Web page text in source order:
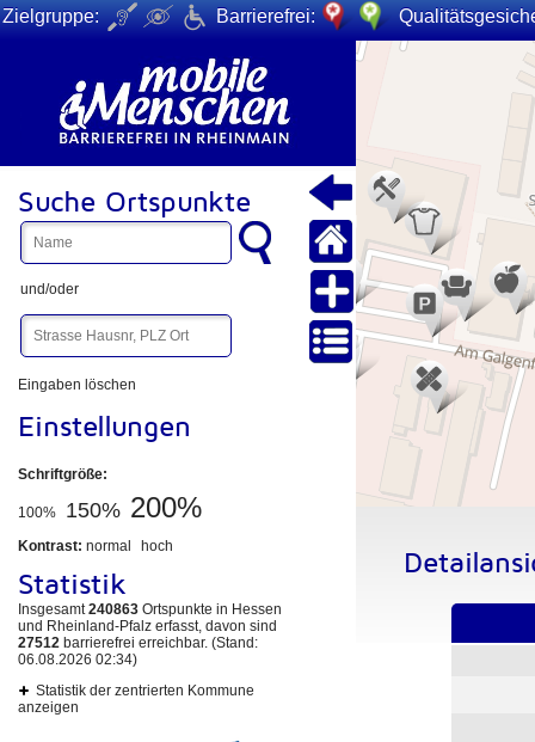
Zielgruppe: Barrierefrei:
Suche Ortspunkte
und/oder
Eingaben löschen
Einstellungen
Schriftgröße:
100% 150% 200%
Kontrast: normal hoch
Statistik
Insgesamt240863 Ortspunkte in Hessen
und Rheinland-Pfalz erfasst, davon sind
27512 barrierefrei erreichbar. (Stand:
06.08.2026 02:34)
Statistik der zentrierten Kommune
anzeigen